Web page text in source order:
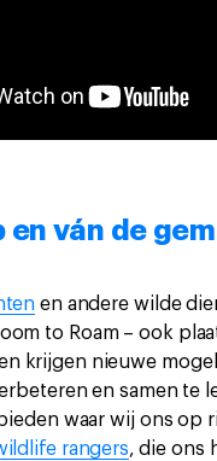
en ván de
en andere wilde
to Roam – ook
krijgen nieuwe
en samen te
waar wij ons op
rangers, die ons